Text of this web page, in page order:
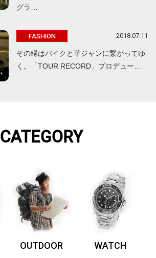
グラ…
FASHION 2018.07.11
その縁はバイクと革ジャンに繋がってゆ
く。「TOUR RECORD」プロデュー…
CATEGORY
OUTDOOR WATCH